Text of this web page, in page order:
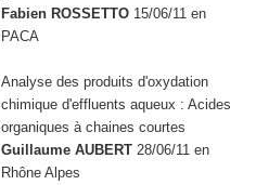
Fabien ROSSETTO 15/06/11 en
PACA
Analyse des produits d'oxydation
chimique d'effluents aqueux : Acides
organiques à chaines courtes
Guillaume AUBERT 28/06/11 en
Rhône Alpes